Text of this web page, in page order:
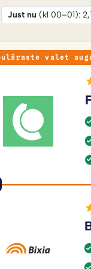
Just nu (kl 00–01):
valet